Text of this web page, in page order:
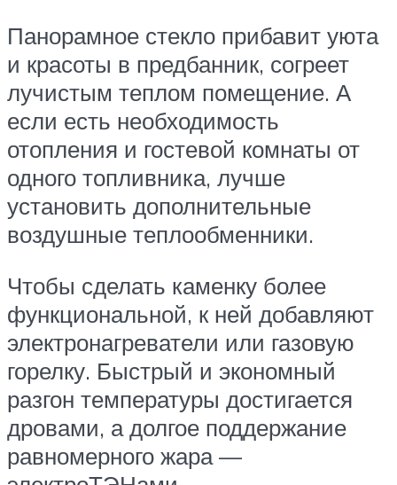
Панорамное стекло прибавит уюта
и красоты в предбанник, согреет
лучистым теплом помещение. А
если есть необходимость
отопления и гостевой комнаты от
одного топливника, лучше
установить дополнительные
воздушные теплообменники.
Чтобы сделать каменку более
функциональной, к ней добавляют
электронагреватели или газовую
горелку. Быстрый и экономный
разгон температуры достигается
дровами, а долгое поддержание
равномерного жара —